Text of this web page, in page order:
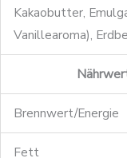
Kakaobutter,
Vanillearoma),
Brennwert/Energie
Fett